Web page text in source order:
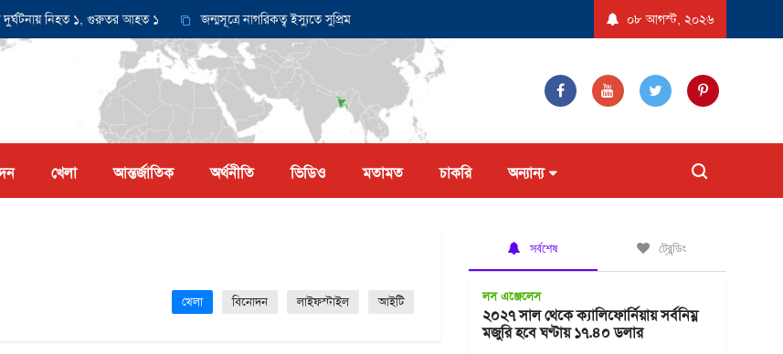
নিহত ১, গুরুতর আহত ১ জন্মসূত্রে নাগরিকত্ব ইস্যুতে সুপ্রিম কোর্টে আবেদন করল না ট্রাম্প প্রশাসন যুক্তরাষ্ট্রে ‘বিস্ফোরণধর্মী ডায়রিয়া’ সৃষ্টিকারী
০৮ আগস্ট, ২০২৬
খেলা আন্তর্জাতিক অর্থনীতি ভিডিও মতামত চাকরি অন্যান্য
খেলা বিনোদন লাইফস্টাইল আইটি
সর্বশেষ ট্রেন্ডিং
লস এঞ্জেলেস
২০২৭ সাল থেকে ক্যালিফোর্নিয়ায় সর্বনিম্ন
মজুরি হবে ঘণ্টায় ১৭.৪০ ডলার